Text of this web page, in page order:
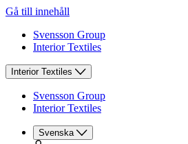
Gå till innehåll
Svensson Group
Interior Textiles
Interior Textiles
Svensson Group
Interior Textiles
Svenska